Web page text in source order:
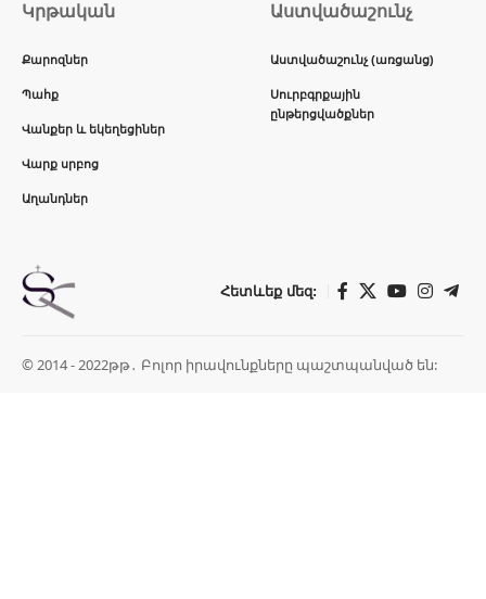
Կրթական
Քարոզներ
Պահք
Վանքեր և եկեղեցիներ
Վարք սրբոց
Աղանդներ
Աստվածաշունչ
Աստվածաշունչ (առցանց)
Սուրբգրքային
ընթերցվածքներ
Հետևեք մեզ:
© 2014 - 2022թթ․ Բոլոր իրավունքները պաշտպանված են: